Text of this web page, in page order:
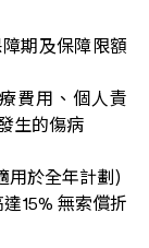
期及保障限額
費用、個人責
生的傷病
用於全年計劃)
15% 無索償折